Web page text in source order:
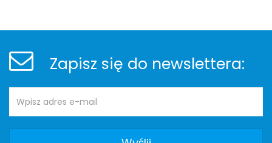
Zapisz się do newslettera:
Newsletter
e-
mail: